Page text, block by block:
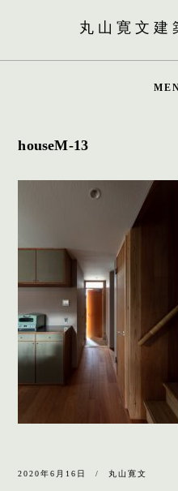
丸山寛文建
houseM-13
2020年6月16日 丸山寛文